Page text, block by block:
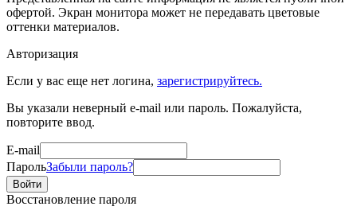
офертой. Экран монитора может не передавать цветовые
оттенки материалов.
Авторизация
Если у вас еще нет логина, зарегистрируйтесь.
Вы указали неверный e-mail или пароль. Пожалуйста,
повторите ввод.
E-mail
ПарольЗабыли пароль?
Войти
Восстановление пароля